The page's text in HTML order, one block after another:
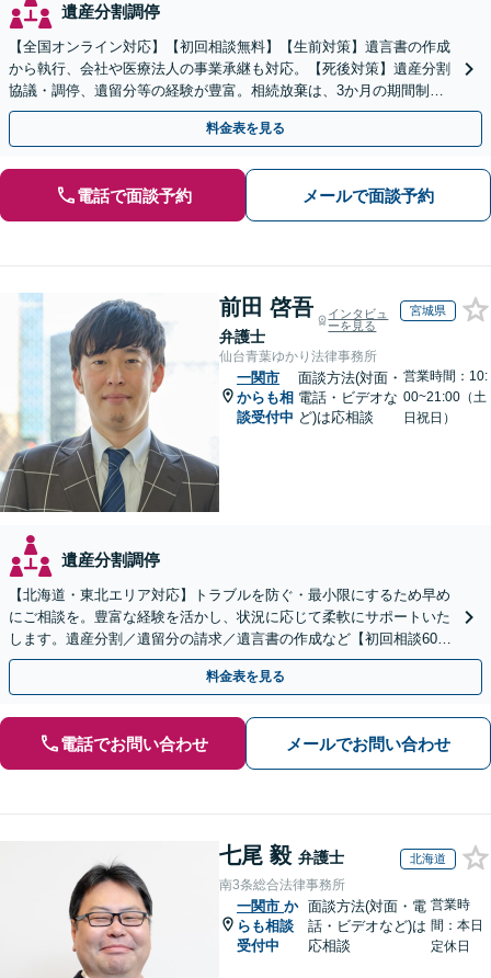
遺産分割調停
【全国オンライン対応】【初回相談無料】【生前対策】遺言書の作成
から執行、会社や医療法人の事業承継も対応。【死後対策】遺産分割
協議・調停、遺留分等の経験が豊富。相続放棄は、3か月の期間制限
があるため、お早めにご相談ください。【無料駐車場あり】
料金表を見る
電話で面談予約 メールで面談予約
前田 啓吾
弁護士
インタビュ
ーを見る
宮城県
仙台青葉ゆかり法律事務所
一関市
からも相
談受付中
面談方法(対面・
電話・ビデオな
ど)は応相談
営業時間：10:
00~21:00（土
日祝日）
遺産分割調停
【北海道・東北エリア対応】トラブルを防ぐ・最小限にするため早め
にご相談を。豊富な経験を活かし、状況に応じて柔軟にサポートいた
します。遺産分割／遺留分の請求／遺言書の作成など【初回相談60分
無料】【オンライン相談可能】
料金表を見る
電話でお問い合わせ メールでお問い合わせ
七尾 毅 弁護士 北海道
南3条総合法律事務所
一関市 か
らも相談
受付中
面談方法(対面・電
話・ビデオなど)は
応相談
営業時
間：本日
定休日